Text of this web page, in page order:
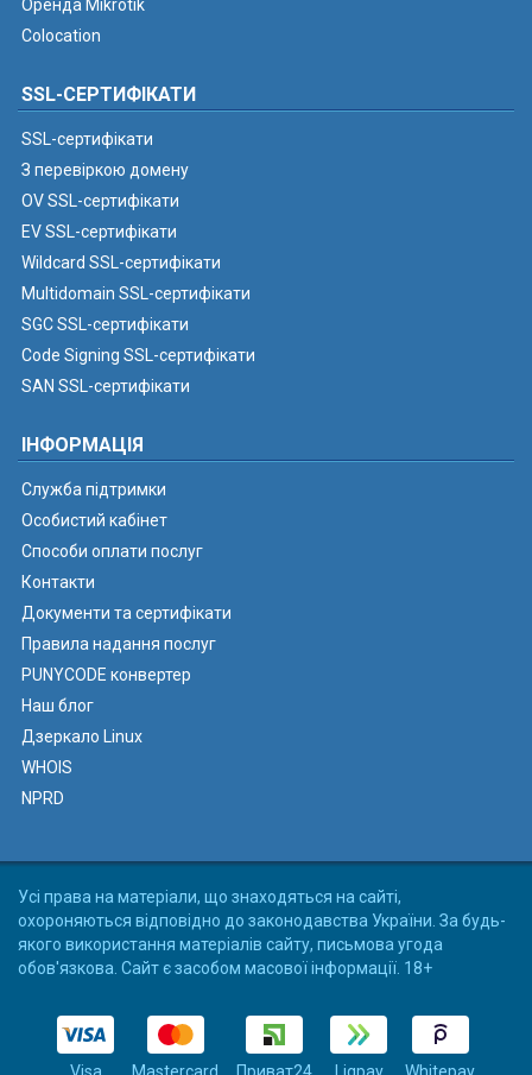
Оренда Mikrotik
Colocation
SSL-СЕРТИФІКАТИ
SSL-сертифікати
З перевіркою домену
OV SSL-сертифікати
EV SSL-сертифікати
Wildcard SSL-сертифікати
Multidomain SSL-сертифікати
SGC SSL-сертифікати
Code Signing SSL-сертифікати
SAN SSL-сертифікати
ІНФОРМАЦІЯ
Служба підтримки
Особистий кабінет
Способи оплати послуг
Контакти
Документи та сертифікати
Правила надання послуг
PUNYCODE конвертер
Наш блог
Дзеркало Linux
WHOIS
NPRD
Усі права на матеріали, що знаходяться на сайті,
охороняються відповідно до законодавства України. За будь-
якого використання матеріалів сайту, письмова угода
обов'язкова. Сайт є засобом масової інформації. 18+